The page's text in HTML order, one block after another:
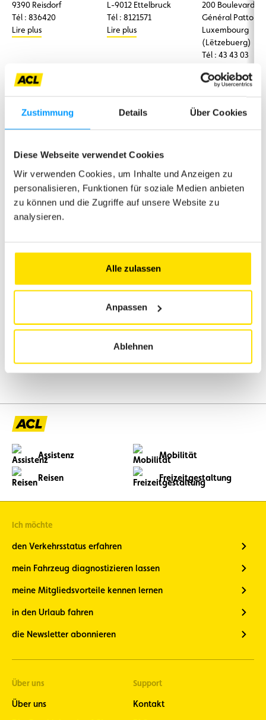
Zustimmung Details Über Cookies
Diese Webseite verwendet Cookies
Wir verwenden Cookies, um Inhalte und Anzeigen zu
personalisieren, Funktionen für soziale Medien anbieten
zu können und die Zugriffe auf unsere Website zu
analysieren.
Alle zulassen
Anpassen
Ablehnen
9390 Reisdorf
Tél : 836420
Lire plus
L-9012 Ettelbruck
Tél : 8121571
Lire plus
200 Boulevard
Général Patton
Luxembourg
(Lëtzebuerg)
Tél : 43 43 03
Ausland
Auto Nora GbR
54634 Bitbourg
Tél: +4965617447
Lire plus
Auto-Orth GmbH & Co.
Kfz-Reparatur und -
wartung
Adresse:
52477 Alsdorf
Tél : 691625831
Lire plus
4020 Liège
Tél : +32475252579
Assistenz Mobilität
Reisen Freizeitgestaltung
Ich möchte
den Verkehrsstatus erfahren
mein Fahrzeug diagnostizieren lassen
meine Mitgliedsvorteile kennen lernen
in den Urlaub fahren
die Newsletter abonnieren
Über uns
Über uns
Support
Kontakt